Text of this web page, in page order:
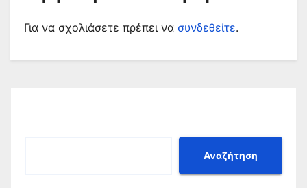
Για να σχολιάσετε πρέπει να συνδεθείτε.
Αναζήτηση